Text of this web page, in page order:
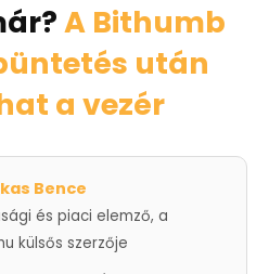
A Bithumb
után
a vezér
Bence
és piaci elemző, a
külsős szerzője